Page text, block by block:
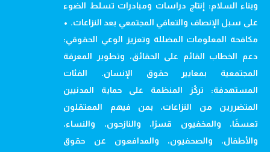
وبناء السلام: إنتاج دراسات ومبادرات تسلط الضوء
على سبل الإنصاف والتعافي المجتمعي بعد النزاعات. •
مكافحة المعلومات المضللة وتعزيز الوعي الحقوقي:
دعم الخطاب القائم على الحقائق، وتطوير المعرفة
المجتمعية بمعايير حقوق الإنسان. الفئات
المستهدفة: تركّز المنظمة على حماية المدنيين
المتضررين من النزاعات، بمن فيهم المعتقلون
تعسفًا، والمخفيون قسرًا، والنازحون، والنساء،
والأطفال، والصحفيون، والمدافعون عن حقوق